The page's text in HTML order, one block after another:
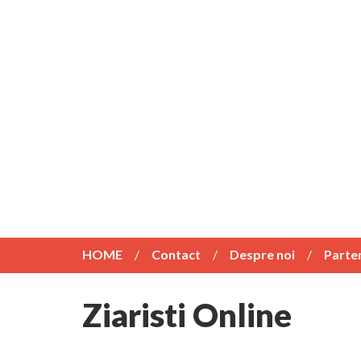
HOME Contact Despre noi
Ziaristi Online